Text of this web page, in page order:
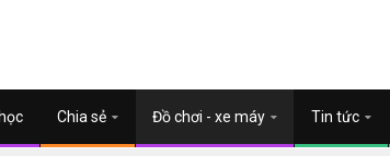
Chia sẻ Đồ chơi - xe máy Tin tức